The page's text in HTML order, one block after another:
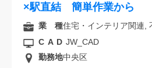
×駅直結 簡単作業から
業 種住宅・インテリア関連,
CAD JW_CAD
勤務地中央区